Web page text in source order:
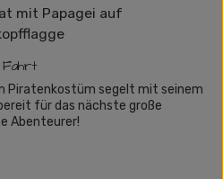
Piratenkostüm segelt mit seinem
für das nächste große
Abenteurer!